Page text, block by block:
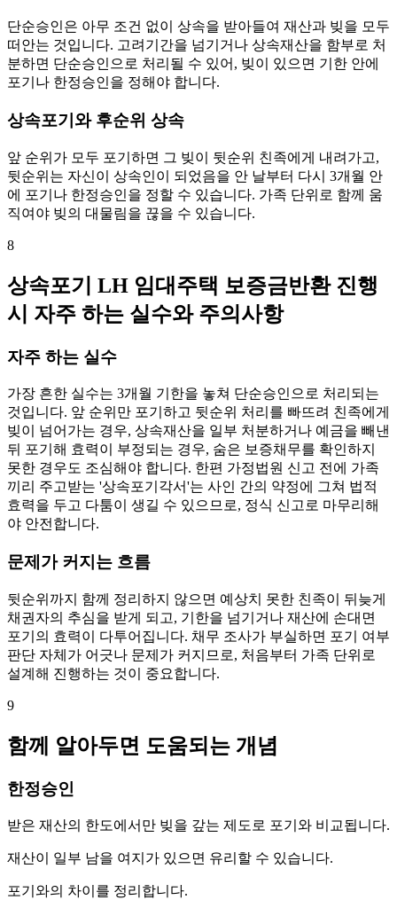
단순승인은 아무 조건 없이 상속을 받아들여 재산과 빚을 모두
떠안는 것입니다. 고려기간을 넘기거나 상속재산을 함부로 처
분하면 단순승인으로 처리될 수 있어, 빚이 있으면 기한 안에
포기나 한정승인을 정해야 합니다.
상속포기와 후순위 상속
앞 순위가 모두 포기하면 그 빚이 뒷순위 친족에게 내려가고,
뒷순위는 자신이 상속인이 되었음을 안 날부터 다시 3개월 안
에 포기나 한정승인을 정할 수 있습니다. 가족 단위로 함께 움
직여야 빚의 대물림을 끊을 수 있습니다.
8
상속포기 LH 임대주택 보증금반환 진행
시 자주 하는 실수와 주의사항
자주 하는 실수
가장 흔한 실수는 3개월 기한을 놓쳐 단순승인으로 처리되는
것입니다. 앞 순위만 포기하고 뒷순위 처리를 빠뜨려 친족에게
빚이 넘어가는 경우, 상속재산을 일부 처분하거나 예금을 빼낸
뒤 포기해 효력이 부정되는 경우, 숨은 보증채무를 확인하지
못한 경우도 조심해야 합니다. 한편 가정법원 신고 전에 가족
끼리 주고받는 '상속포기각서'는 사인 간의 약정에 그쳐 법적
효력을 두고 다툼이 생길 수 있으므로, 정식 신고로 마무리해
야 안전합니다.
문제가 커지는 흐름
뒷순위까지 함께 정리하지 않으면 예상치 못한 친족이 뒤늦게
채권자의 추심을 받게 되고, 기한을 넘기거나 재산에 손대면
포기의 효력이 다투어집니다. 채무 조사가 부실하면 포기 여부
판단 자체가 어긋나 문제가 커지므로, 처음부터 가족 단위로
설계해 진행하는 것이 중요합니다.
9
함께 알아두면 도움되는 개념
한정승인
받은 재산의 한도에서만 빚을 갚는 제도로 포기와 비교됩니다.
재산이 일부 남을 여지가 있으면 유리할 수 있습니다.
포기와의 차이를 정리합니다.